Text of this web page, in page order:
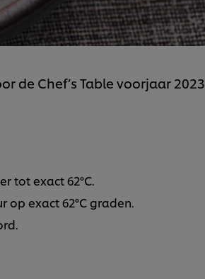
de Chef’s Table voorjaar 2023
tot exact 62°C.
op exact 62°C graden.